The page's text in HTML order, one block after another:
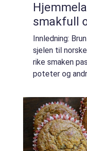
smakfull
Innledning:
sjelen til
rike smaken
poteter og
hjemmelaget